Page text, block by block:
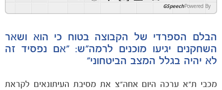
Powered By
GSpeech
הבלם הספרדי של הקבוצה בטוח כי הוא ושאר
השחקנים יגיעו מוכנים לרמה"ש: "אם נפסיד זה
לא יהיה בגלל המצב הביטחוני"
מכבי ת"א ערכה היום אחה"צ את מסיבת העיתונאים לקראת